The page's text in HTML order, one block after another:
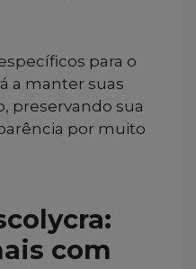
para o
a manter suas
preservando sua
por muito
com